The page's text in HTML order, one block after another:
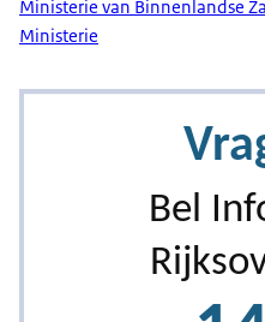
Ministerie van Binnenlandse
Ministerie